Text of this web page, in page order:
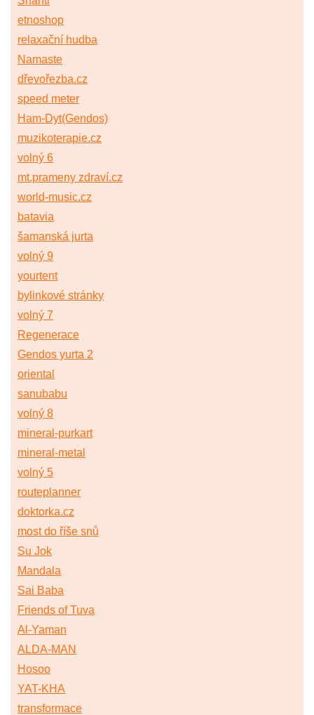
etnoshop
relaxační hudba
Namaste
dřevořezba.cz
speed meter
Ham-Dyt(Gendos)
muzikoterapie.cz
volný 6
mt.prameny zdraví.cz
world-music.cz
batavia
šamanská jurta
volný 9
yourtent
bylinkové stránky
volný 7
Regenerace
Gendos yurta 2
oriental
sanubabu
volný 8
mineral-purkart
mineral-metal
volný 5
routeplanner
doktorka.cz
most do říše snů
Su Jok
Mandala
Sai Baba
Friends of Tuva
Al-Yaman
ALDA-MAN
Hosoo
YAT-KHA
transformace